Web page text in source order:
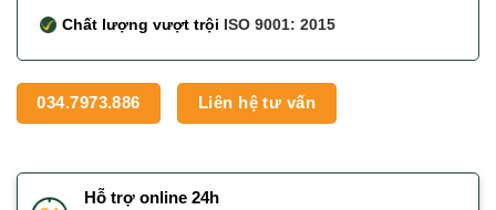
Chất lượng vượt trội ISO 9001: 2015
034.7973.886 Liên hệ tư vấn
Hỗ trợ online 24h